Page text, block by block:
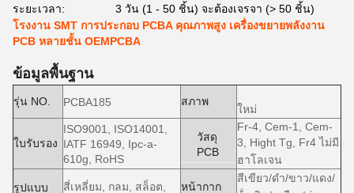
ระยะเวลา:
3 วัน (1 - 50 ชิ้น) จะต้องเจรจา (> 50 ชิ้น)
โรงงาน SMT การประกอบ PCBA คุณภาพสูง เครื่องขยายพลังงาน
PCB หลายชั้น OEMPCBA
ข้อมูลพื้นฐาน
รุ่น NO. PCBA185 สภาพ
ใหม่
ใบรับรอง
ISO9001, ISO14001,
IATF 16949, Ipc-a-
610g, RoHS
วัสดุ
PCB
Fr-4, Cem-1, Cem-
3, Hight Tg, Fr4 ไม่มี
ฮาโลเจน
รูปแบบ
สี่เหลี่ยม, กลม, สล็อต,
หน้ากาก
สีเขียว/ดํา/ขาว/แดง/